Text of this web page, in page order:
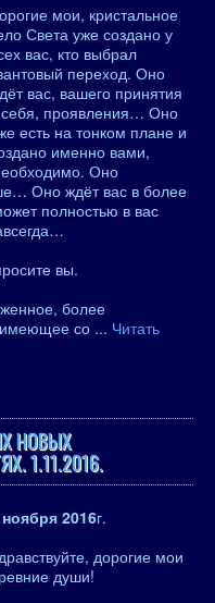
мои, кристальное
Света уже создано у
вас, кто выбрал
переход. Оно
вас, вашего принятия
себя, проявления… Оно
есть на тонком плане и
именно вами,
Оно
Оно ждёт вас в более
полностью в вас
вы.
более
имеющее со ... Читать
НОВЫХ
1.11.2016.
2016г.
дорогие мои
души!